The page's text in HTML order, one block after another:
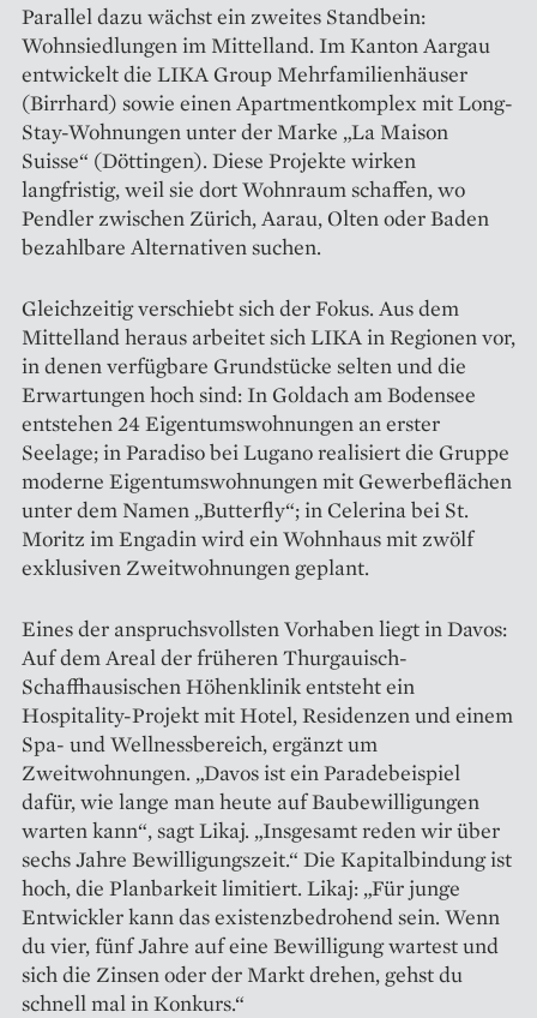
Parallel dazu wächst ein zweites Standbein:
Wohnsiedlungen im Mittelland. Im Kanton Aargau
entwickelt die LIKA Group Mehrfamilienhäuser
(Birrhard) sowie einen Apartmentkomplex mit Long-
Stay-Wohnungen unter der Marke „La Maison
Suisse“ (Döttingen). Diese Projekte wirken
langfristig, weil sie dort Wohnraum schaffen, wo
Pendler zwischen Zürich, Aarau, Olten oder Baden
bezahlbare Alternativen suchen.
Gleichzeitig verschiebt sich der Fokus. Aus dem
Mittelland heraus arbeitet sich LIKA in Regionen vor,
in denen verfügbare Grundstücke selten und die
Erwartungen hoch sind: In Goldach am Bodensee
entstehen 24 Eigentumswohnungen an erster
Seelage; in Paradiso bei Lugano realisiert die Gruppe
moderne Eigentumswohnungen mit Gewerbeflächen
unter dem Namen „Butterfly“; in Celerina bei St.
Moritz im Engadin wird ein Wohnhaus mit zwölf
exklusiven Zweitwohnungen geplant.
Eines der anspruchsvollsten Vorhaben liegt in Davos:
Auf dem Areal der früheren Thurgauisch-
Schaffhausischen Höhenklinik entsteht ein
Hospitality-Projekt mit Hotel, Residenzen und einem
Spa- und Wellnessbereich, ergänzt um
Zweitwohnungen. „Davos ist ein Paradebeispiel
dafür, wie lange man heute auf Baubewilligungen
warten kann“, sagt Likaj. „Insgesamt reden wir über
sechs Jahre Bewilligungszeit.“ Die Kapitalbindung ist
hoch, die Planbarkeit limitiert. Likaj: „Für junge
Entwickler kann das existenzbedrohend sein. Wenn
du vier, fünf Jahre auf eine Bewilligung wartest und
sich die Zinsen oder der Markt drehen, gehst du
schnell mal in Konkurs.“